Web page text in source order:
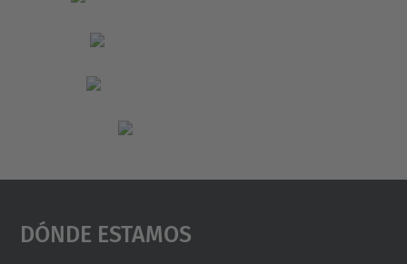
Dónde Estamos